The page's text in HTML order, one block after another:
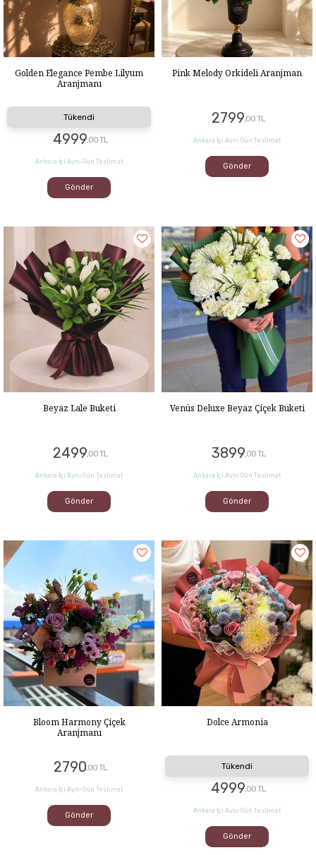
Golden Elegance Pembe Lilyum
Aranjmanı
Tükendi
4999,00 TL
Ankara İçi Aynı Gün Teslimat
Gönder
Pink Melody Orkideli Aranjman
2799,00 TL
Ankara İçi Aynı Gün Teslimat
Gönder
Beyaz Lale Buketi
2499,00 TL
Ankara İçi Aynı Gün Teslimat
Gönder
Venüs Deluxe Beyaz Çiçek Buketi
3899,00 TL
Ankara İçi Aynı Gün Teslimat
Gönder
Bloom Harmony Çiçek
Aranjmanı
2790,00 TL
Ankara İçi Aynı Gün Teslimat
Gönder
Dolce Armonia
Tükendi
4999,00 TL
Ankara İçi Aynı Gün Teslimat
Gönder